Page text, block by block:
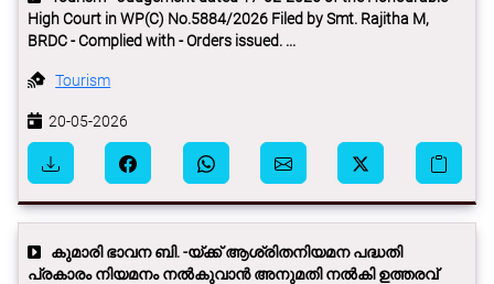
High Court in WP(C) No.5884/2026 Filed by Smt. Rajitha M,
BRDC - Complied with - Orders issued. ...
Tourism
20-05-2026
കുമാരി ഭാവന ബി. -യ്ക്ക് ആശ്രിതനിയമന പദ്ധതി
പ്രകാരം നിയമനം നല്‍കുവാന്‍ അനുമതി നല്‍കി ഉത്തരവ്